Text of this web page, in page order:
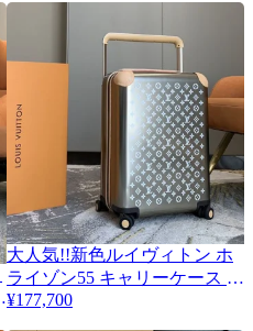
大人気!!新色ルイヴィトン ホ
ライゾン55 キャリーケース コ
ピー 機内持ち込み可 vus97277
¥177,700